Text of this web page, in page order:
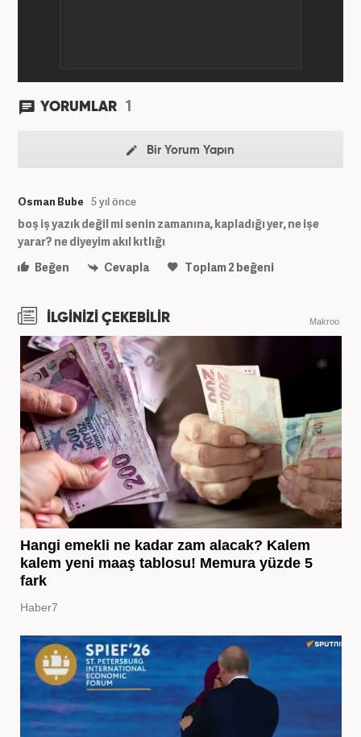
YORUMLAR 1
Bir Yorum Yapın
Osman Bube 5 yıl önce
boş iş yazık değil mi senin zamanına, kapladığı yer, ne işe
yarar? ne diyeyim akıl kıtlığı
Beğen
Cevapla Toplam2 beğeni
İLGİNİZİ ÇEKEBİLİR Makroo
Hangi emekli ne kadar zam alacak? Kalem
kalem yeni maaş tablosu! Memura yüzde 5
fark
Haber7